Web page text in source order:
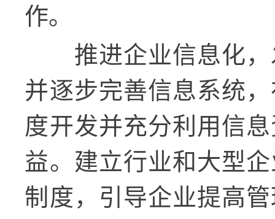
作。
推进企业信息化
并逐步完善信息系统
度开发并充分利用信
益。建立行业和大型
制度，引导企业提高